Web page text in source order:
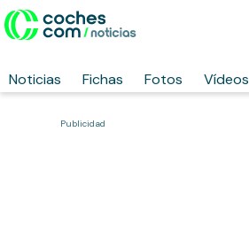
Noticias Fichas Fotos Vídeos
Publicidad